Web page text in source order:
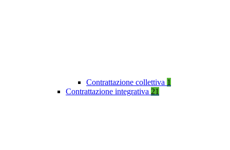
Contrattazione collettiva 1
Contrattazione integrativa 21